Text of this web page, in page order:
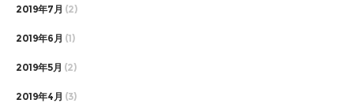
2019年7月 (2)
2019年6月 (1)
2019年5月 (2)
2019年4月 (3)